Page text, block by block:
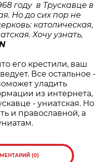
году в Трускавце в
Но до сих пор не
католическая,
Хочу узнать,
его крестили, ваш
Все остальное -
уладить
из интернета,
- униатская. Но
и православной, а
(0)